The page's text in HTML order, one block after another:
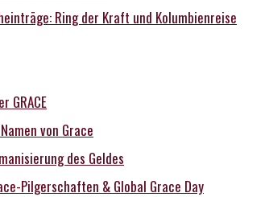
Ring der Kraft und Kolumbienreise
GRACE
von Grace
des Geldes
Pilgerschaften & Global Grace Day